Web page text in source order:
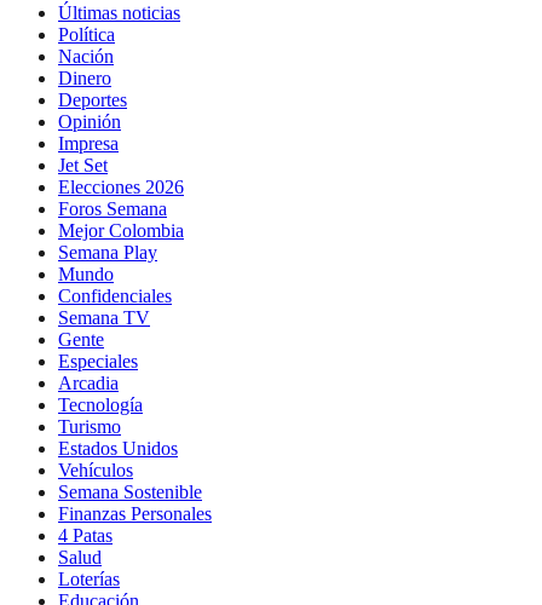
Últimas noticias
Política
Nación
Dinero
Deportes
Opinión
Impresa
Jet Set
Elecciones 2026
Foros Semana
Mejor Colombia
Semana Play
Mundo
Confidenciales
Semana TV
Gente
Especiales
Arcadia
Tecnología
Turismo
Estados Unidos
Vehículos
Semana Sostenible
Finanzas Personales
4 Patas
Salud
Loterías
Educación